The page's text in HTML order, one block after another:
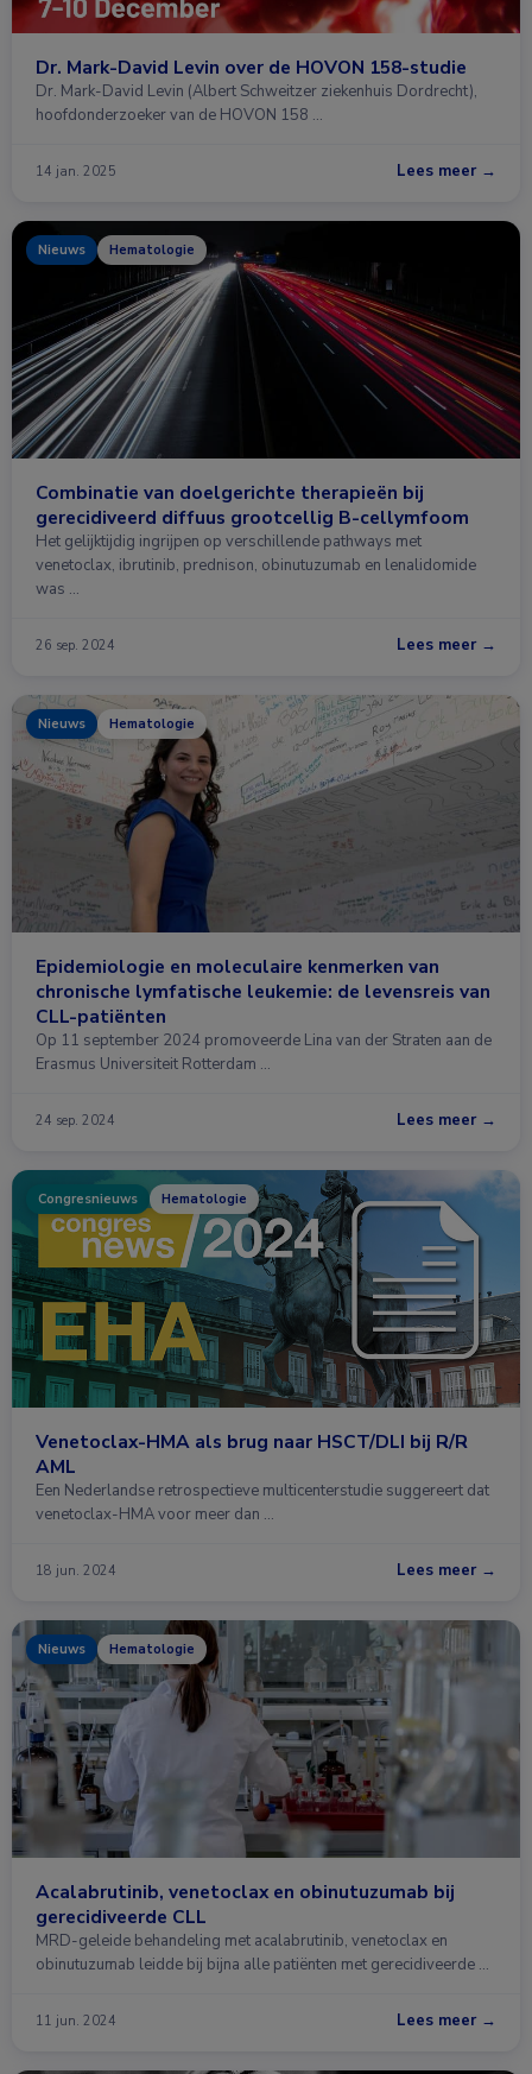
Dr. Mark-David Levin over de HOVON 158-studie
Dr. Mark-David Levin (Albert Schweitzer ziekenhuis Dordrecht),
hoofdonderzoeker van de HOVON 158 …
14 jan. 2025 Lees meer →
Nieuws Hematologie
Combinatie van doelgerichte therapieën bij
gerecidiveerd diffuus grootcellig B-cellymfoom
Het gelijktijdig ingrijpen op verschillende pathways met
venetoclax, ibrutinib, prednison, obinutuzumab en lenalidomide
was …
26 sep. 2024 Lees meer →
Nieuws Hematologie
Epidemiologie en moleculaire kenmerken van
chronische lymfatische leukemie: de levensreis van
CLL-patiënten
Op 11 september 2024 promoveerde Lina van der Straten aan de
Erasmus Universiteit Rotterdam …
24 sep. 2024 Lees meer →
Congresnieuws Hematologie
Venetoclax-HMA als brug naar HSCT/DLI bij R/R
AML
Een Nederlandse retrospectieve multicenterstudie suggereert dat
venetoclax-HMA voor meer dan …
18 jun. 2024 Lees meer →
Nieuws Hematologie
Acalabrutinib, venetoclax en obinutuzumab bij
gerecidiveerde CLL
MRD-geleide behandeling met acalabrutinib, venetoclax en
obinutuzumab leidde bij bijna alle patiënten met gerecidiveerde …
11 jun. 2024 Lees meer →